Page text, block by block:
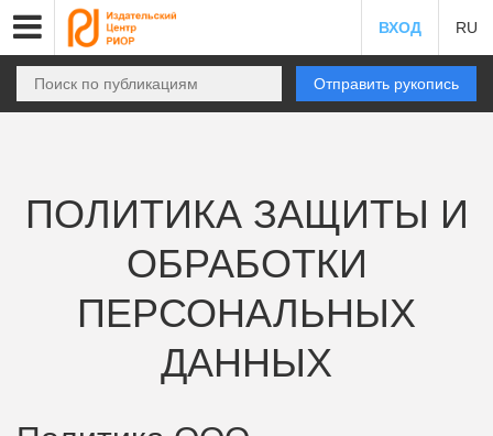
ВХОД RU
Отправить рукопись
ПОЛИТИКА ЗАЩИТЫ И
ОБРАБОТКИ
ПЕРСОНАЛЬНЫХ
ДАННЫХ